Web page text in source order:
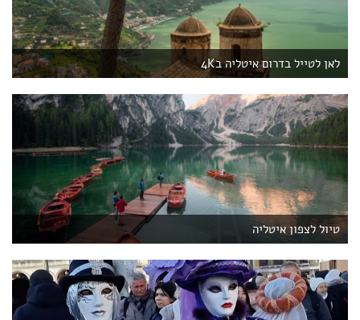
לאן לטייל בדרום איטליה ב4K
טיול לצפון איטליה